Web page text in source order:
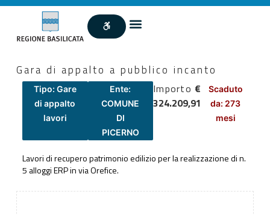
Gara di appalto a pubblico incanto
Tipo: Gare
di appalto
lavori
Ente:
COMUNE
DI
PICERNO
Importo €
324.209,91
Scaduto
da: 273
mesi
Lavori di recupero patrimonio edilizio per la realizzazione di n.
5 alloggi ERP in via Orefice.